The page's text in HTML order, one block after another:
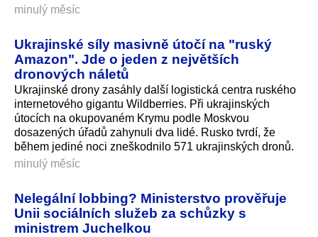
minulý měsíc
Ukrajinské síly masivně útočí na "ruský
Amazon". Jde o jeden z největších
dronových náletů
Ukrajinské drony zasáhly další logistická centra ruského
internetového gigantu Wildberries. Při ukrajinských
útocích na okupovaném Krymu podle Moskvou
dosazených úřadů zahynuli dva lidé. Rusko tvrdí, že
během jediné noci zneškodnilo 571 ukrajinských dro­nů.
minulý měsíc
Nelegální lobbing? Ministerstvo prověřuje
Unii sociálních služeb za schůzky s
ministrem Juchelkou